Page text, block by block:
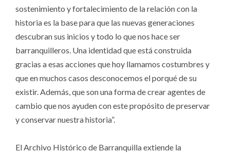
sostenimiento y fortalecimiento de la relación con la
historia es la base para que las nuevas generaciones
descubran sus inicios y todo lo que nos hace ser
barranquilleros. Una identidad que está construida
gracias a esas acciones que hoy llamamos costumbres y
que en muchos casos desconocemos el porqué de su
existir. Además, que son una forma de crear agentes de
cambio que nos ayuden con este propósito de preservar
y conservar nuestra historia”.
El Archivo Histórico de Barranquilla extiende la